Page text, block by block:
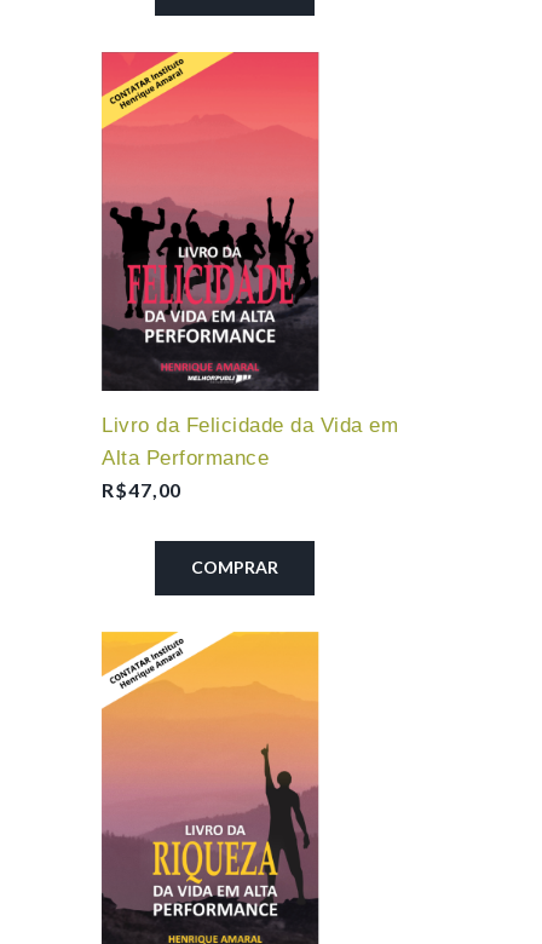
Livro da Felicidade da Vida em
Alta Performance
R$47,00
COMPRAR